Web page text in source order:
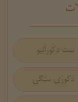
دکوری سنگی
ست دکوراتیو